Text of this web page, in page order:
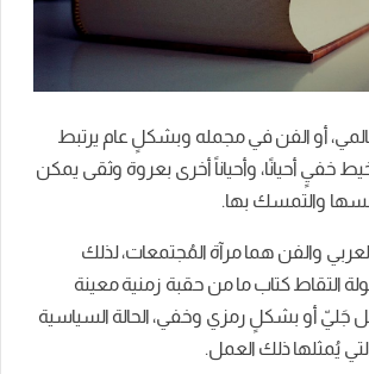
أو الفن في مجمله وبشكلٍ عام يرتبط
خفيٍ أحيانًا، وأحياناً أخرى بعروة وثقى يمكن
والتمسك بها.
والفن هما مرآة المُجتمعات، لذلك
التقاط كتاب ما من حقبة زمنية معينة
جَليّ أو بشكلٍ رمزي وخفي، الحالة السياسية
يُمثلها ذلك العمل.